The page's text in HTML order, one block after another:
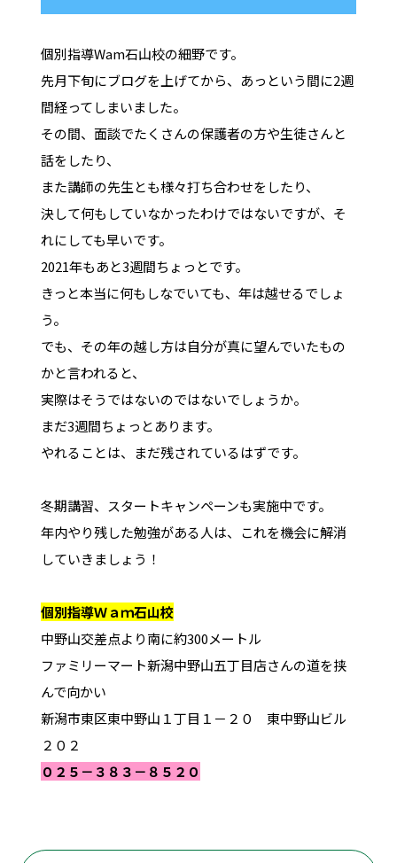
個別指導Wam石山校の細野です。
先月下旬にブログを上げてから、あっという間に2週
間経ってしまいました。
その間、面談でたくさんの保護者の方や生徒さんと
話をしたり、
また講師の先生とも様々打ち合わせをしたり、
決して何もしていなかったわけではないですが、そ
れにしても早いです。
2021年もあと3週間ちょっとです。
きっと本当に何もしなでいても、年は越せるでしょ
う。
でも、その年の越し方は自分が真に望んでいたもの
かと言われると、
実際はそうではないのではないでしょうか。
まだ3週間ちょっとあります。
やれることは、まだ残されているはずです。
冬期講習、スタートキャンペーンも実施中です。
年内やり残した勉強がある人は、これを機会に解消
していきましょう！
個別指導Ｗａｍ石山校
中野山交差点より南に約300メートル
ファミリーマート新潟中野山五丁目店さんの道を挟
んで向かい
新潟市東区東中野山１丁目１－２０ 東中野山ビル
２０２
０２５－３８３－８５２０